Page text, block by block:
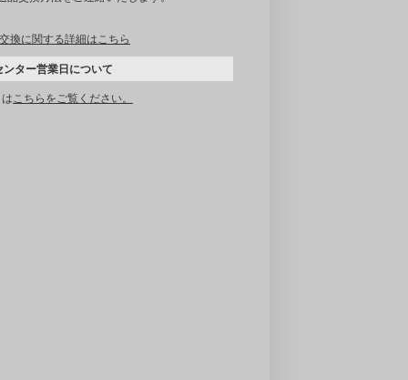
換に関する詳細はこちら
ンター営業日について
こちらをご覧ください。